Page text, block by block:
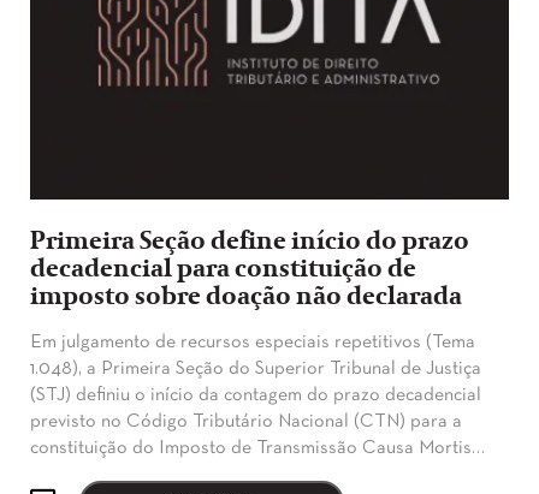
Primeira Seção define início do prazo
decadencial para constituição de
imposto sobre doação não declarada
Em julgamento de recursos especiais repetitivos (Tema
1.048), a Primeira Seção do Superior Tribunal de Justiça
(STJ) definiu o início da contagem do prazo decadencial
previsto no Código Tributário Nacional (CTN) para a
constituição do Imposto de Transmissão Causa Mortis…